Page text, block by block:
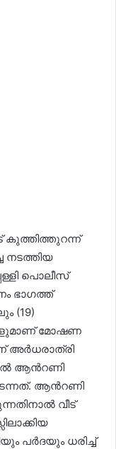
കുത്തിത്തുറന്ന്
പൊലീസ്
ഭാഗത്ത്
(19)
മോഷണ
അർധരാത്രി
ആൻറണി
ആന്‍റണി
വീട്
പർദയും ധരിച്ച്